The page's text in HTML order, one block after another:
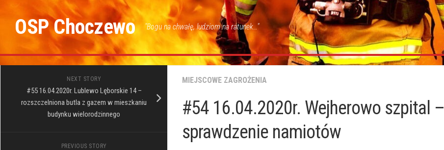
contentOSP Choczewo "Bogu na chwałę, ludziom na ratunek…"
MIEJSCOWE ZAGROŻENIA
#54 16.04.2020r. Wejherowo szpital –
sprawdzenie namiotów
NEXT STORY
#55 16.04.2020r. Lublewo Lęborskie 14 –
rozszczelniona butla z gazem w mieszkaniu
budynku wielorodzinnego
PREVIOUS STORY